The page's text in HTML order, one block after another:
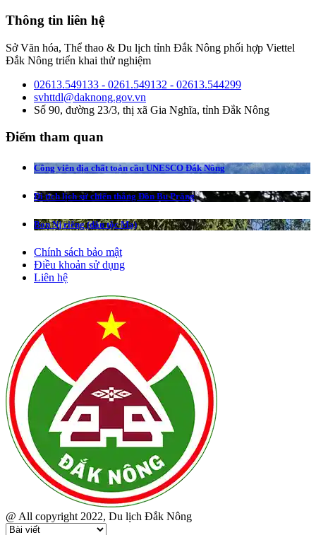
Thông tin liên hệ
Sở Văn hóa, Thể thao & Du lịch tỉnh Đắk Nông phối hợp Viettel
Đắk Nông triển khai thử nghiệm
02613.549133 - 0261.549132 - 02613.544299
svhttdl@daknong.gov.vn
Số 90, đường 23/3, thị xã Gia Nghĩa, tỉnh Đắk Nông
Điểm tham quan
Công viên địa chất toàn cầu UNESCO Đắk Nông
Di tích lịch sử chiến thắng Đồn Bu Prăng
Bon Nj riêng (dân tộc Mạ)
Chính sách bảo mật
Điều khoản sử dụng
Liên hệ
@ All copyright 2022, Du lịch Đắk Nông